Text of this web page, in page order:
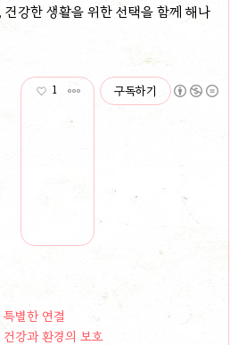
강한 생활을 위한 선택을 함께 해나
1 구독하기
별한 연결
강과 환경의 보호